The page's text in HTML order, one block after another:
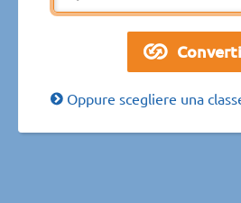
Oppure scegliere una